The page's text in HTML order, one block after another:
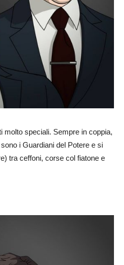
molto speciali. Sempre in coppia,
i Guardiani del Potere e si
tra ceffoni, corse col fiatone e